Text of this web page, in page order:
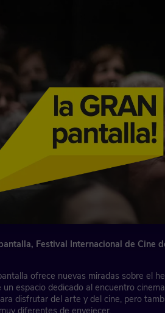
Festival Internacional de Cine
ofrece nuevas miradas sobre el
un espacio dedicado al encuentro
disfrutar del arte y del cine, pero